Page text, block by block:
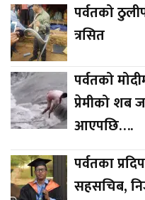
पर्वतको
त्रसित
पर्वतको
प्रेमीको शब
आएपछि….
पर्वतका
सहसचिब,